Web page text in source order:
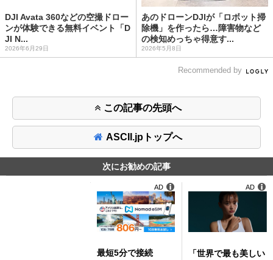
DJI Avata 360などの空撮ドロー
ンが体験できる無料イベント「D
JI N...
2026年6月29日
あのドローンDJIが「ロボット掃
除機」を作ったら…障害物など
の検知めっちゃ得意す...
2026年5月8日
Recommended by
この記事の先頭へ
ASCII.jpトップへ
次にお勧めの記事
最短5分で接続
AD
「世界で最も美しい
AD